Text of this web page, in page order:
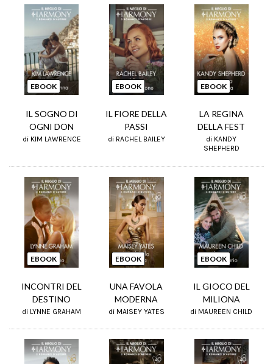
EBOOK
IL SOGNO DI
OGNI DON
di KIM LAWRENCE
EBOOK
IL FIORE DELLA
PASSI
di RACHEL BAILEY
EBOOK
LA REGINA
DELLA FEST
di KANDY
SHEPHERD
EBOOK
INCONTRI DEL
DESTINO
di LYNNE GRAHAM
EBOOK
UNA FAVOLA
MODERNA
di MAISEY YATES
EBOOK
IL GIOCO DEL
MILIONA
di MAUREEN CHILD